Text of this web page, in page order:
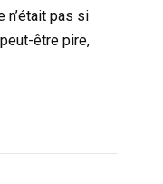
n’était pas si
être pire,